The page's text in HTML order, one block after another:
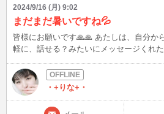
2024/9/16 (月) 9:02
まだまだ暑いですね💦
皆様にお願いです🙏🙏 あたしは、自分か
軽に、話せる？みたいにメッセージくれ
たら嬉しいなꔛ🤍
・+りな+・